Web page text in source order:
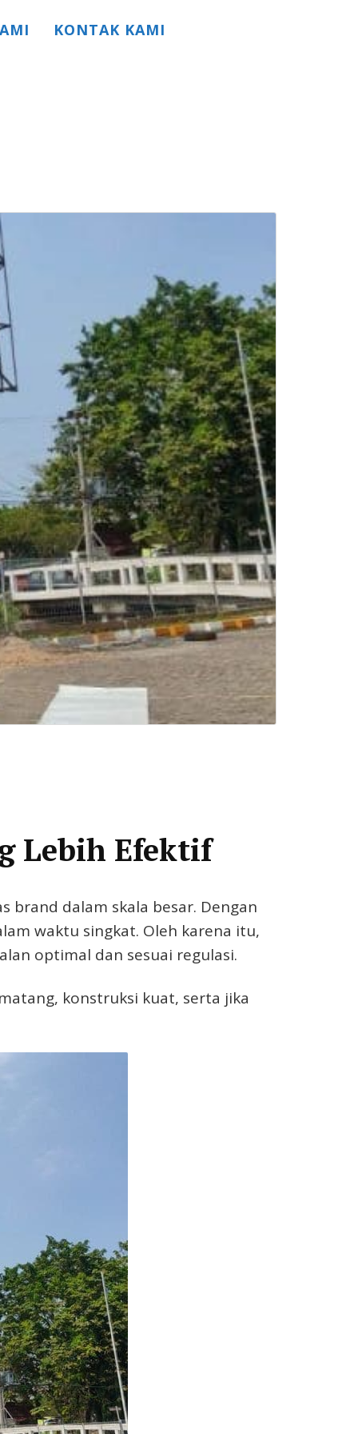
KONTAK KAMI
Lebih Efektif
dalam skala besar. Dengan
waktu singkat. Oleh karena itu,
optimal dan sesuai regulasi.
konstruksi kuat, serta jika